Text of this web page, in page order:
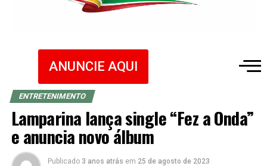
ANUNCIE AQUI
ENTRETENIMENTO
Lamparina lança single “Fez a Onda”
e anuncia novo álbum
Publicado 3 anos atrás em 25 de agosto de 2023